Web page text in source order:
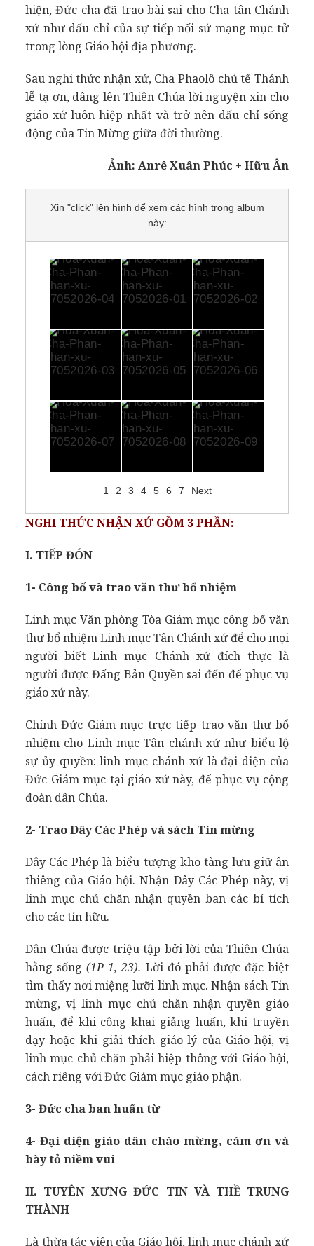
hiện, Đức cha đã trao bài sai cho Cha tân Chánh
xứ như dấu chỉ của sự tiếp nối sứ mạng mục tử
trong lòng Giáo hội địa phương.
Sau nghi thức nhận xứ, Cha Phaolô chủ tế Thánh
lễ tạ ơn, dâng lên Thiên Chúa lời nguyện xin cho
giáo xứ luôn hiệp nhất và trở nên dấu chỉ sống
động của Tin Mừng giữa đời thường.
Ảnh: Anrê Xuân Phúc + Hữu Ân
Xin "click" lên hình để xem các hình trong album
này:
1 2 3 4 5 6 7 Next
NGHI THỨC NHẬN XỨ GỒM 3 PHẦN:
I. TIẾP ĐÓN
1- Công bố và trao văn thư bổ nhiệm
Linh mục Văn phòng Tòa Giám mục công bố văn
thư bổ nhiệm Linh mục Tân Chánh xứ để cho mọi
người biết Linh mục Chánh xứ đích thực là
người được Đấng Bản Quyền sai đến để phục vụ
giáo xứ này.
Chính Đức Giám mục trực tiếp trao văn thư bổ
nhiệm cho Linh mục Tân chánh xứ như biểu lộ
sự ủy quyền: linh mục chánh xứ là đại diện của
Đức Giám mục tại giáo xứ này, để phục vụ cộng
đoàn dân Chúa.
2- Trao Dây Các Phép và sách Tin mừng
Dây Các Phép là biểu tượng kho tàng lưu giữ ân
thiêng của Giáo hội. Nhận Dây Các Phép này, vị
linh mục chủ chăn nhận quyền ban các bí tích
cho các tín hữu.
Dân Chúa được triệu tập bởi lời của Thiên Chúa
hằng sống(1P 1, 23). Lời đó phải được đặc biệt
tìm thấy nơi miệng lưỡi linh mục. Nhận sách Tin
mừng, vị linh mục chủ chăn nhận quyền giáo
huấn, để khi công khai giảng huấn, khi truyền
dạy hoặc khi giải thích giáo lý của Giáo hội, vị
linh mục chủ chăn phải hiệp thông với Giáo hội,
cách riêng với Đức Giám mục giáo phận.
3- Đức cha ban huấn từ
4- Đại diện giáo dân chào mừng, cám ơn và
bày tỏ niềm vui
II. TUYÊN XƯNG ĐỨC TIN VÀ THỀ TRUNG
THÀNH
Là thừa tác viên của Giáo hội, linh mục chánh xứ